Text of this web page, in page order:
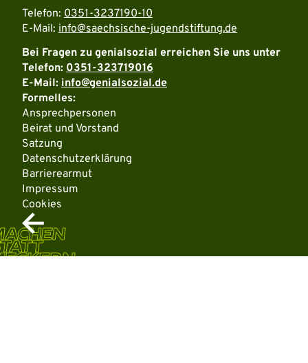
Telefon: 0351-3237190-10
E-Mail: info@saechsische-jugendstiftung.de
Bei Fragen zu genialsozial erreichen Sie uns unter
Telefon: 0351-323719016
E-Mail: info@genialsozial.de
Formelles:
Ansprechpersonen
Beirat und Vorstand
Satzung
Datenschutzerklärung
Barrierearmut
Impressum
Cookies